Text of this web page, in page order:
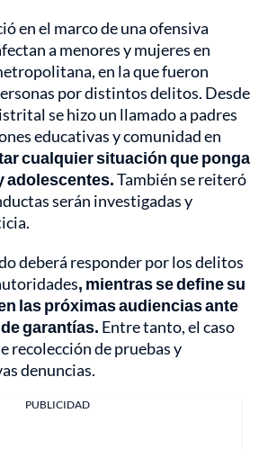
en el marco de una ofensiva
a menores y mujeres en
en la que fueron
por distintos delitos. Desde
se hizo un llamado a padres
educativas y comunidad en
cualquier situación que ponga
adolescentes.También se reiteró
serán investigadas y
deberá responder por los delitos
, mientras se define su
las próximas audiencias ante
garantías. Entre tanto, el caso
recolección de pruebas y
denuncias.
PUBLICIDAD